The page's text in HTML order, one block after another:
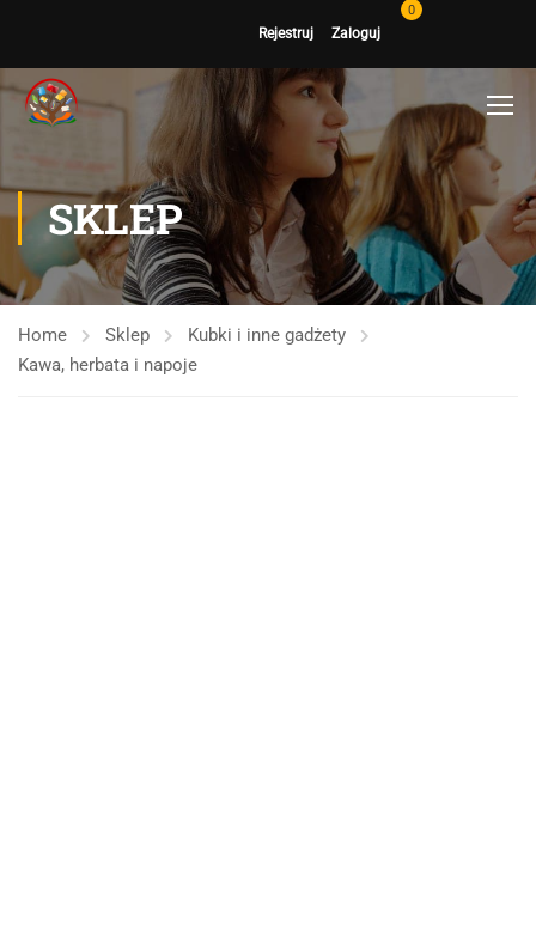
Rejestruj Zaloguj
0
SKLEP
Home Sklep
Kubki i inne gadżety
Kawa, herbata i napoje